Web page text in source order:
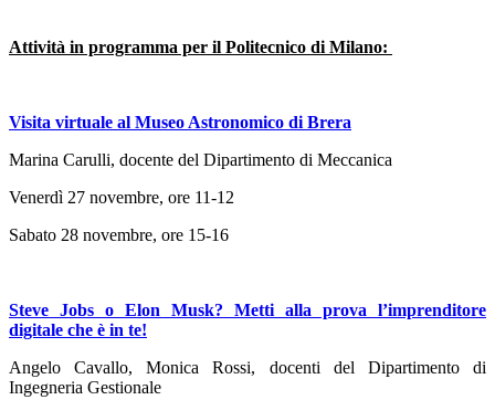
Attività in programma per il Politecnico di Milano:
Visita virtuale al Museo Astronomico di Brera
Marina Carulli, docente del Dipartimento di Meccanica
Venerdì 27 novembre, ore 11-12
Sabato 28 novembre, ore 15-16
Steve Jobs o Elon Musk? Metti alla prova l’imprenditore
digitale che è in te!
Angelo Cavallo, Monica Rossi, docenti del Dipartimento di
Ingegneria Gestionale